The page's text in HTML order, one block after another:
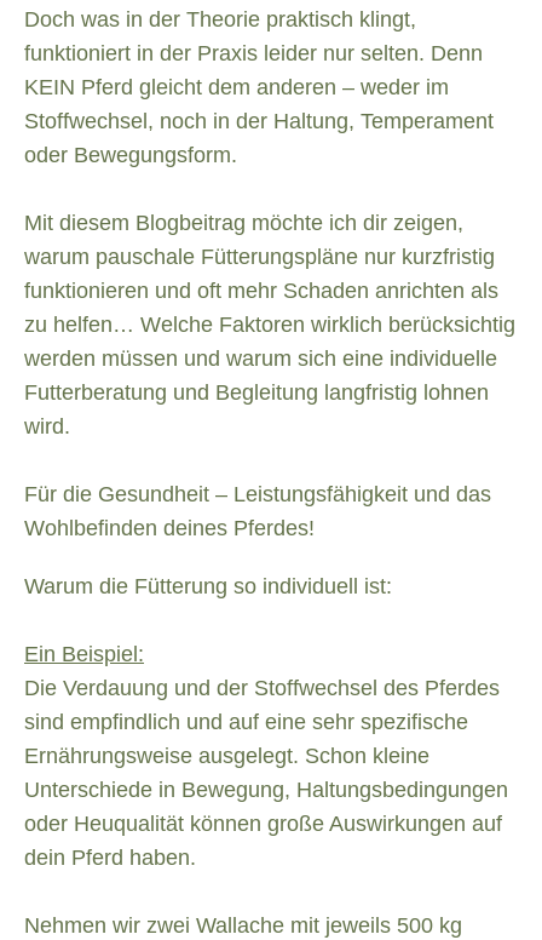
Doch was in der Theorie praktisch klingt,
funktioniert in der Praxis leider nur selten. Denn
KEIN Pferd gleicht dem anderen – weder im
Stoffwechsel, noch in der Haltung, Temperament
oder Bewegungsform.
Mit diesem Blogbeitrag möchte ich dir zeigen,
warum pauschale Fütterungspläne nur kurzfristig
funktionieren und oft mehr Schaden anrichten als
zu helfen… Welche Faktoren wirklich berücksichtig
werden müssen und warum sich eine individuelle
Futterberatung und Begleitung langfristig lohnen
wird.
Für die Gesundheit – Leistungsfähigkeit und das
Wohlbefinden deines Pferdes!
Warum die Fütterung so individuell ist:
Ein Beispiel:
Die Verdauung und der Stoffwechsel des Pferdes
sind empfindlich und auf eine sehr spezifische
Ernährungsweise ausgelegt. Schon kleine
Unterschiede in Bewegung, Haltungsbedingungen
oder Heuqualität können große Auswirkungen auf
dein Pferd haben.
Nehmen wir zwei Wallache mit jeweils 500 kg